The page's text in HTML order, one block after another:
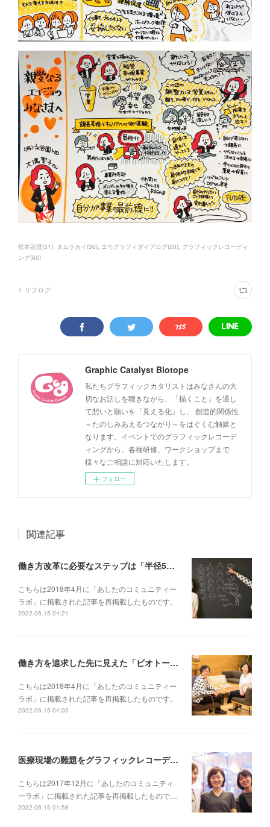
松本花澄(31) タムラカイ (36) エモグラフィダイアログ(20) グラフィックレコーディ
ング(60)
1 リブログ
Graphic Catalyst Biotope
私たちグラフィックカタリストはみなさんの大
切なお話しを聴きながら、「描くこと」を通し
て想いと願いを「見える化」し、 創造的関係性
～たのしみあえるつながり～をはぐくむ触媒と
なります。イベントでのグラフィックレコーデ
ィングから、各種研修、ワークショップまで
様々なご相談に対応いたします。
フォロー
関連記事
働き方改革に必要なステップは「半径5メートルの輪を増やす」こと──【対談】at WillWork藤本あゆみさん×GCBタムラカイさん（後編）
こちらは2018年4月に「あしたのコミュニティー
ラボ」に掲載された記事を再掲載したものです。
2022.06.15 04:21
働き方を追求した先に見えた「ビオトープ」というチームのあり方──【対談】at WillWork藤本あゆみさん×GCBタムラカイさん（前編）
こちらは2018年4月に「あしたのコミュニティー
ラボ」に掲載された記事を再掲載したものです。
2022.06.15 04:03
医療現場の難題をグラフィックレコーディングと対話で解決する!?──元気会横浜病院の取り組み（後編）【創造的関係性をつくりだす「グラフィックカタリスト」プロジェクト(4)】
こちらは2017年12月に「あしたのコミュニティ
ーラボ」に掲載された記事を再掲載したもので…
2022.06.15 01:58